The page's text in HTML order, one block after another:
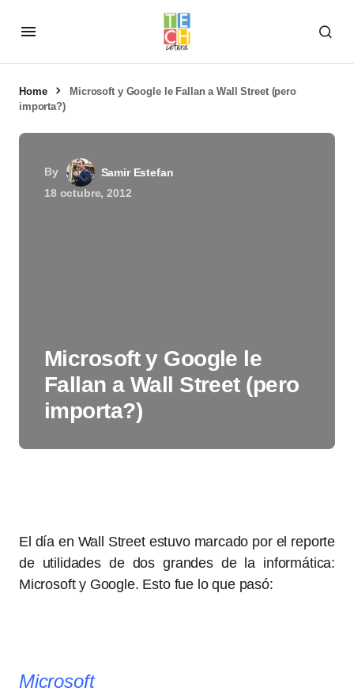
Home
Microsoft y Google le Fallan a Wall Street (pero
importa?)
By
Samir Estefan
18 octubre, 2012
Microsoft y Google le
Fallan a Wall Street (pero
importa?)
El día en Wall Street estuvo marcado por el reporte
de utilidades de dos grandes de la informática:
Microsoft y Google. Esto fue lo que pasó:
Microsoft